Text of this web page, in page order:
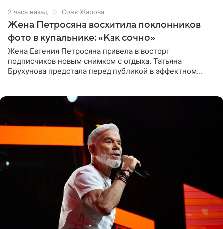
2 часа назад Соня Жарова
Жена Петросяна восхитила поклонников
фото в купальнике: «Как сочно»
Жена Евгения Петросяна привела в восторг
подписчиков новым снимком с отдыха. Татьяна
Брухунова предстала перед публикой в эффектном